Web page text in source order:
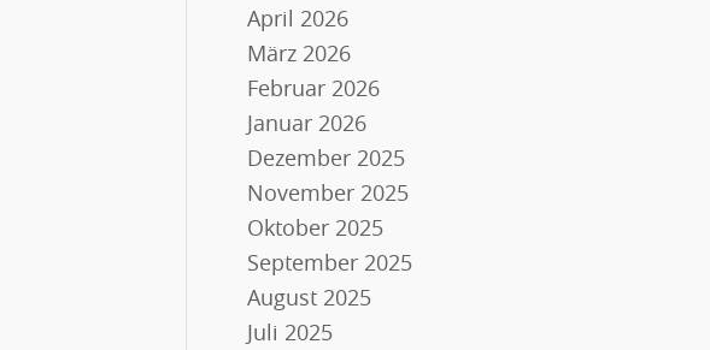
April 2026
März 2026
Februar 2026
Januar 2026
Dezember 2025
November 2025
Oktober 2025
September 2025
August 2025
Juli 2025